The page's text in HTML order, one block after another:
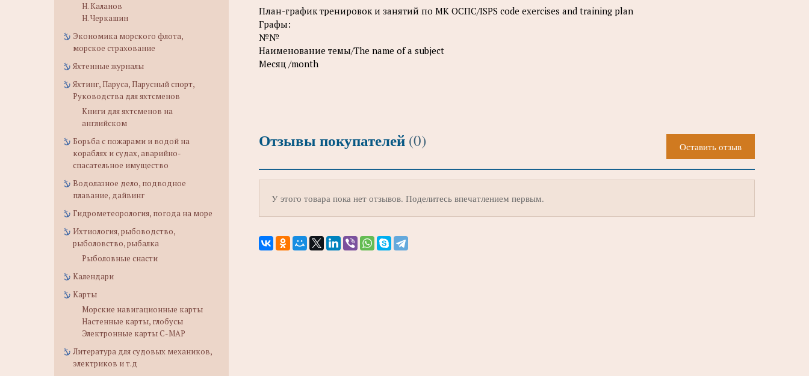
Н. Каланов
Н. Черкашин
Экономика морского флота,
морское страхование
Яхтенные журналы
Яхтинг, Паруса, Парусный спорт,
Руководства для яхтсменов
Книги для яхтсменов на
английском
Борьба с пожарами и водой на
кораблях и судах, аварийно-
спасательное имущество
Водолазное дело, подводное
плавание, дайвинг
Гидрометеорология, погода на море
Ихтиология, рыбоводство,
рыболовство, рыбалка
Рыболовные снасти
Календари
Карты
Морские навигационные карты
Настенные карты, глобусы
Электронные карты C-MAP
Литература для судовых механиков,
электриков и т.д
План-график тренировок и занятий по МК ОСПС/ISPS code exercises and training plan
Графы:
№№
Наименование темы/The name of a subject
Месяц /month
Отзывы покупателей (0) Оставить отзыв
У этого товара пока нет отзывов. Поделитесь впечатлением первым.